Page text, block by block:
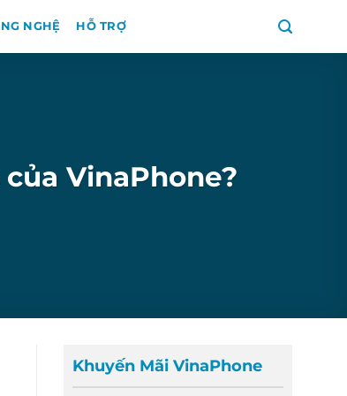
NGHỆ HỖ TRỢ
của VinaPhone?
Khuyến Mãi VinaPhone